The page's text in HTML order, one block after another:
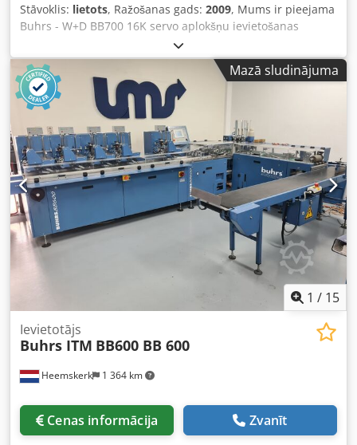
Stāvoklis: lietots, Ražošanas gads: 2009, Mums ir pieejama
Buhrs - W+D BB700 16K servo aplokšņu ievietošanas
mašīna. Iekārta ir labā stāvoklī un aprīkota ar BSC 3.0
programmatūru, kas ir viena no jaunākajām ražotāja W+D
programmatūras platformām. Iekārta pie mums tikko
ieradusies, taču vēl neesam sākuši tās apkopi. Tādēļ šī
mašīna šobrīd ir pieejama esošajā stāvoklī, taču, uzsākot
un pabeidzot visus nepieciešamos apkopes darbus, tā būs
pilnībā sagatavota demonstrācijai! Dwjdpfx Alswmmh
Iexea Citi padevēji un kameras iespējami pēc izvēles! Gads:
2009 Konfigurācija: - 8 staciju bāze - 5x RF2 rotējošie
padevēji - 1x vakuuma/frikcijas padevējs - Izreģistrācijas
nodalījums - Autoloader aplokšņu stacija - Konveijeru lente
ar izlīdzināšanas galdu - Izvadlente Papildiespējas: - Citi
padevēji Aplokšņu izmēri: - min. 105 × 162 mm (C6/DL) -
max. 250 × 353 mm (B4) Produktu izmēri: - min. 80 × 105
mm (A6) - max. 229 × 324 mm (C4) Produkta biezums: - 3
mm rotējošiem padevējiem - 15 mm vakuuma/frikcijas
padevējam - 80 g/m2 16 000 cikli stundā
Mazā sludinājuma
1 / 15
Heemskerk 1 364 km
Ievietotājs
Buhrs ITM BB600 BB 600
Cenas informācija Zvanīt